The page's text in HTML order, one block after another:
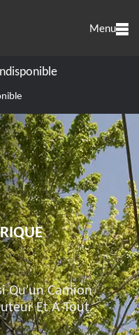
Menu
Qu'un Camion
Et A Tout